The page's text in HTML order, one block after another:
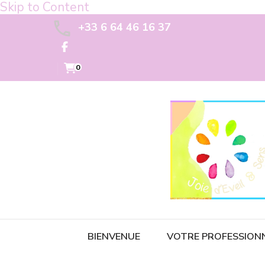
Skip to Content
+33 6 64 46 16 37
0
BIENVENUE VOTRE